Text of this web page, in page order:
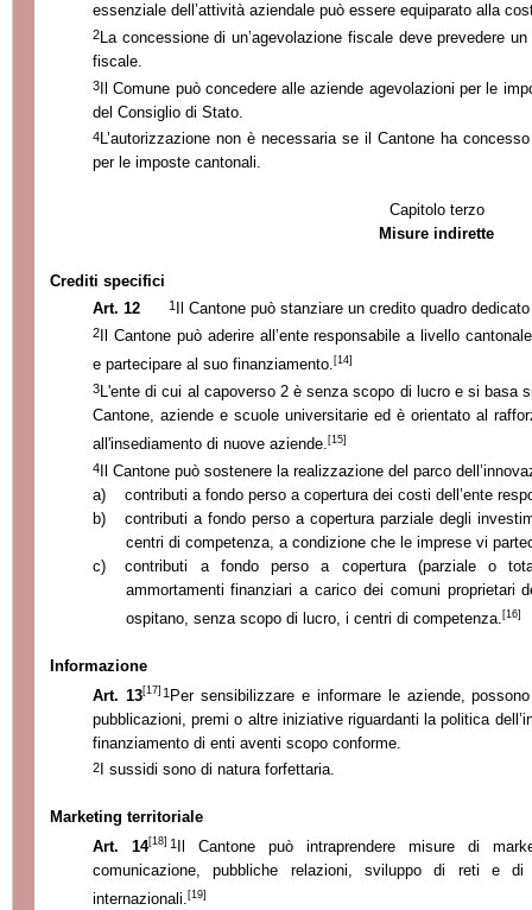
essenziale dell’attività aziendale può essere equiparato alla
2La concessione di un’agevolazione fiscale deve prevedere
fiscale.
3Il Comune può concedere alle aziende agevolazioni per le
del Consiglio di Stato.
4L’autorizzazione non è necessaria se il Cantone ha
per le imposte cantonali.
Capitolo terzo
Misure indirette
Crediti specifici
Art. 12
1 Il Cantone può stanziare un credito quadro
2Il Cantone può aderire all’ente responsabile a livello
e partecipare al suo finanziamento. [14]
3 L'ente di cui al capoverso 2 è senza scopo di lucro e si basa
Cantone, aziende e scuole universitarie ed è orientato al
all'insediamento di nuove aziende. [15]
4
Il Cantone può sostenere la realizzazione del parco
a)
contributi a fondo perso a copertura dei costi dell’ente
b)
contributi a fondo perso a copertura parziale degli
centri di competenza, a condizione che le imprese vi
c)
contributi a fondo perso a copertura (parziale o
ammortamenti finanziari a carico dei comuni proprietari
ospitano, senza scopo di lucro, i centri di competenza. [16]
Informazione
Art. 13[17] 1 Per sensibilizzare e informare le aziende,
pubblicazioni, premi o altre iniziative riguardanti la politica
finanziamento di enti aventi scopo conforme.
2 I sussidi sono di natura forfettaria.
Marketing territoriale
Art. 14[18] 1Il Cantone può intraprendere misure di
comunicazione, pubbliche relazioni, sviluppo di reti e
internazionali. [19]